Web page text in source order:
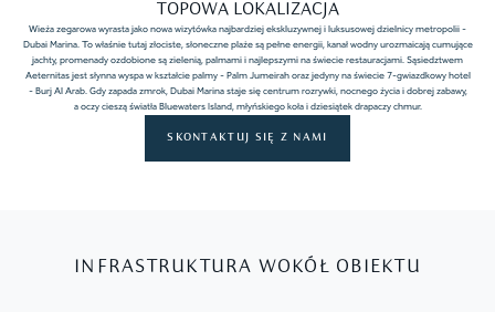
TOPOWA LOKALIZACJA
Wieża zegarowa wyrasta jako nowa wizytówka najbardziej ekskluzywnej i luksusowej dzielnicy metropolii -
Dubai Marina. To właśnie tutaj złociste, słoneczne plaże są pełne energii, kanał wodny urozmaicają cumujące
jachty, promenady ozdobione są zielenią, palmami i najlepszymi na świecie restauracjami. Sąsiedztwem
Aeternitas jest słynna wyspa w kształcie palmy - Palm Jumeirah oraz jedyny na świecie 7-gwiazdkowy hotel
- Burj Al Arab. Gdy zapada zmrok, Dubai Marina staje się centrum rozrywki, nocnego życia i dobrej zabawy,
a oczy cieszą światła Bluewaters Island, młyńskiego koła i dziesiątek drapaczy chmur.
SKONTAKTUJ SIĘ Z NAMI
INFRASTRUKTURA WOKÓŁ OBIEKTU